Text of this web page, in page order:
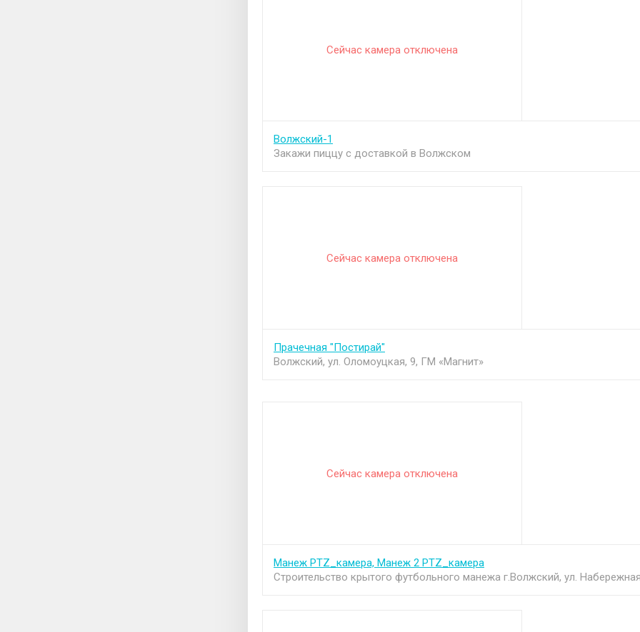
Сейчас камера отключена
Волжский-1
Закажи пиццу с доставкой в Волжском
Сейчас камера отключена
Прачечная "Постирай"
Волжский, ул. Оломоуцкая, 9, ГМ «Магнит»
Сейчас камера отключена
Манеж PTZ_камера, Манеж 2 PTZ_камера
Строительство крытого футбольного манежа г.Волжский, ул.